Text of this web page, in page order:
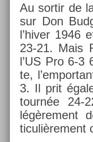
Au sor­tir de
sur Don
l’hiver 1946
23-21. Mais
l’US Pro 6-3
te,
3. Il prit
tournée 24-
légère­ment
ticuliè­re­ment